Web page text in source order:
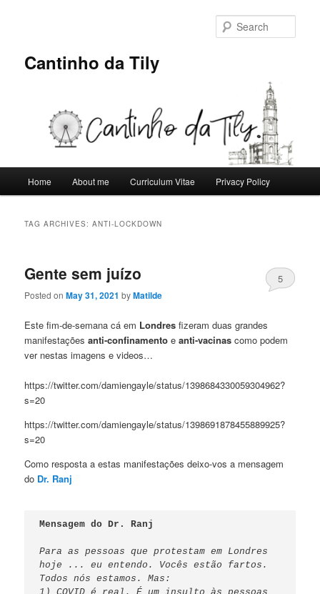
Cantinho da Tily
Home About me Curriculum Vitae Privacy Policy
TAG ARCHIVES:ANTI-LOCKDOWN
Gente sem juízo
Posted onMay 31, 2021 byMatilde
5
Este fim-de-semana cá em Londres fizeram duas grandes
manifestaçõesanti-confinamento eanti-vacinas como podem
ver nestas imagens e videos…
https://twitter.com/damiengayle/status/1398684330059304962?
s=20
https://twitter.com/damiengayle/status/1398691878455889925?
s=20
Como resposta a estas manifestações deixo-vos a mensagem
do Dr. Ranj
Mensagem do Dr. Ranj
Para as pessoas que protestam em Londres
hoje ... eu entendo. Vocês estão fartos.
Todos nós estamos. Mas: